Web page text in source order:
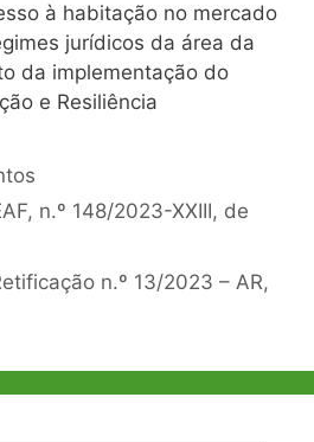
à habitação no mercado
jurídicos da área da
da implementação do
e Resiliência
n.º 148/2023-XXIII, de
n.º 13/2023 – AR,